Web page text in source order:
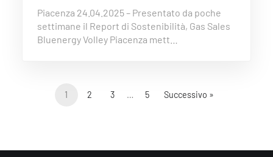
Piacenza 24.04.2025 – Presentato da poche
settimane il Report di Sostenibilità, Gas Sales
Bluenergy Volley Piacenza mett…
1 2 3 … 5 Successivo »